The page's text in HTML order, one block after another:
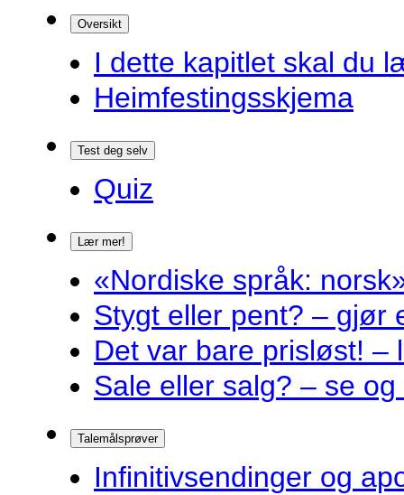
Oversikt
I dette kapitlet skal du
Heimfestingsskjema
Test deg selv
Quiz
Lær mer!
«Nordiske språk:
Stygt eller pent? – gjør
Det var bare prisløst! –
Sale eller salg? – se
Talemålsprøver
Infinitivsendinger og